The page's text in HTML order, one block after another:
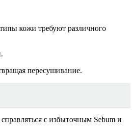
кожи требуют различного
пересушивание.
с избыточным Sebum и